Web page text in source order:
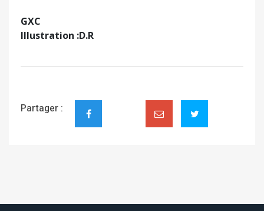
GXC
Illustration :D.R
Partager :